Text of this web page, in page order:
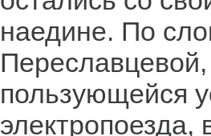
наедине. По
пользующейся
электропоезда,